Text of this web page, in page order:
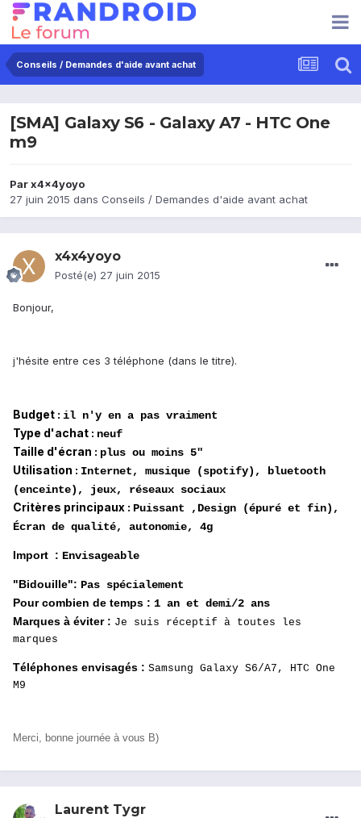
Conseils / Demandes d'aide avant achat
[SMA] Galaxy S6 - Galaxy A7 - HTC One
m9
Parx4x4yoyo
27 juin 2015 dans Conseils / Demandes d'aide avant achat
x4x4yoyo
Posté(e) 27 juin 2015
Bonjour,
j'hésite entre ces 3 téléphone (dans le titre).
Budget : il n'y en a pas vraiment
Type d'achat : neuf
Taille d'écran : plus ou moins 5"
Utilisation : Internet, musique (spotify), bluetooth
(enceinte), jeux, réseaux sociaux
Critères principaux : Puissant ,Design (épuré et fin),
Écran de qualité, autonomie, 4g
Import : Envisageable
"Bidouille": Pas spécialement
Pour combien de temps : 1 an et demi/2 ans
Marques à éviter : Je suis réceptif à toutes les
marques
Téléphones envisagés : Samsung Galaxy S6/A7, HTC One
M9
Merci, bonne journée à vous B)
Laurent Tygr